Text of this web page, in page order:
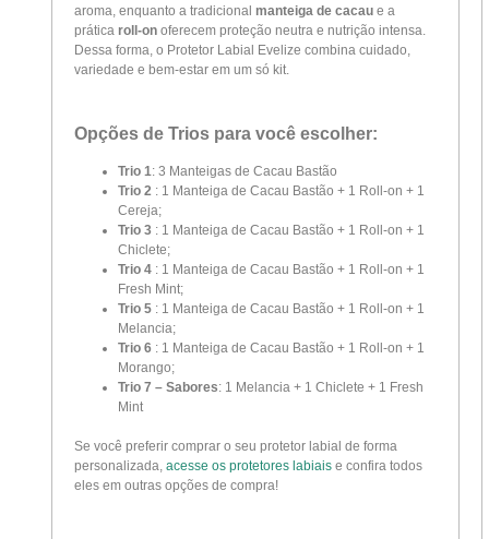
aroma, enquanto a tradicionalmanteiga de cacau e a
práticaroll-on oferecem proteção neutra e nutrição intensa.
Dessa forma, o Protetor Labial Evelize combina cuidado,
variedade e bem-estar em um só kit.
Opções de Trios para você escolher:
Trio 1: 3 Manteigas de Cacau Bastão
Trio 2 : 1 Manteiga de Cacau Bastão + 1 Roll-on + 1
Cereja;
Trio 3 : 1 Manteiga de Cacau Bastão + 1 Roll-on + 1
Chiclete;
Trio 4 : 1 Manteiga de Cacau Bastão + 1 Roll-on + 1
Fresh Mint;
Trio 5 : 1 Manteiga de Cacau Bastão + 1 Roll-on + 1
Melancia;
Trio 6 : 1 Manteiga de Cacau Bastão + 1 Roll-on + 1
Morango;
Trio 7 – Sabores: 1 Melancia + 1 Chiclete + 1 Fresh
Mint
Se você preferir comprar o seu protetor labial de forma
personalizada,acesse os protetores labiais e confira todos
eles em outras opções de compra!